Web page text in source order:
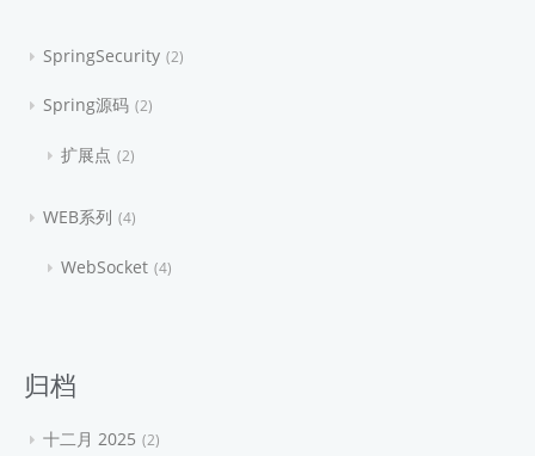
SpringSecurity 2
Spring源码 2
扩展点 2
WEB系列 4
WebSocket 4
归档
十二月 2025 2